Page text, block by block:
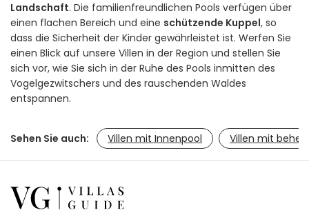
Landschaft. Die familienfreundlichen Pools verfügen über
einen flachen Bereich und eine schützende Kuppel, so
dass die Sicherheit der Kinder gewährleistet ist. Werfen Sie
einen Blick auf unsere Villen in der Region und stellen Sie
sich vor, wie Sie sich in der Ruhe des Pools inmitten des
Vogelgezwitschers und des rauschenden Waldes
entspannen.
Sehen Sie auch: Villen mit Innenpool Villen mit